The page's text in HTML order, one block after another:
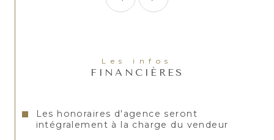
Les infos
FINANCIÈRES
Les honoraires d'agence seront
intégralement à la charge du vendeur